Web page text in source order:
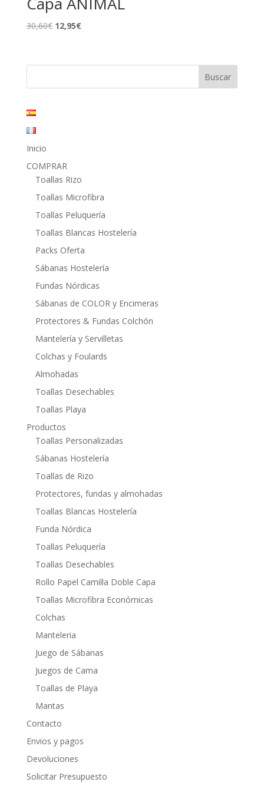
30,60€ El
era:
12,95€El
es:
Inicio
COMPRAR
Toallas Rizo
Toallas Microfibra
Toallas Peluquería
Toallas Blancas Hostelería
Packs Oferta
Sábanas Hostelería
Fundas Nórdicas
Sábanas de COLOR y Encimeras
Protectores & Fundas Colchón
Mantelería y Servilletas
Colchas y Foulards
Almohadas
Toallas Desechables
Toallas Playa
Productos
Toallas Personalizadas
Sábanas Hostelería
Toallas de Rizo
Protectores, fundas y almohadas
Toallas Blancas Hostelería
Funda Nórdica
Toallas Peluquería
Toallas Desechables
Rollo Papel Camilla Doble Capa
Toallas Microfibra Económicas
Colchas
Manteleria
Juego de Sábanas
Juegos de Cama
Toallas de Playa
Mantas
Contacto
Envios y pagos
Devoluciones
Solicitar Presupuesto